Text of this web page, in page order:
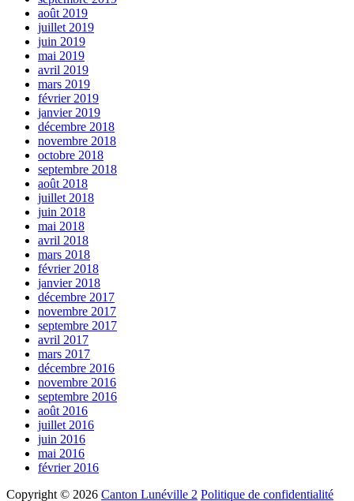
août 2019
juillet 2019
juin 2019
mai 2019
avril 2019
mars 2019
février 2019
janvier 2019
décembre 2018
novembre 2018
octobre 2018
septembre 2018
août 2018
juillet 2018
juin 2018
mai 2018
avril 2018
mars 2018
février 2018
janvier 2018
décembre 2017
novembre 2017
septembre 2017
avril 2017
mars 2017
décembre 2016
novembre 2016
septembre 2016
août 2016
juillet 2016
juin 2016
mai 2016
février 2016
Copyright © 2026 Canton Lunéville 2 Politique de confidentialité